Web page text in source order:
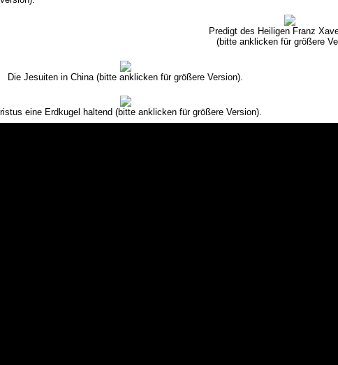
Predigt des Heiligen Franz
(bitte anklicken für größere
Die Jesuiten in China (bitte anklicken für größere Version).
eine Erdkugel haltend (bitte anklicken für größere Version).